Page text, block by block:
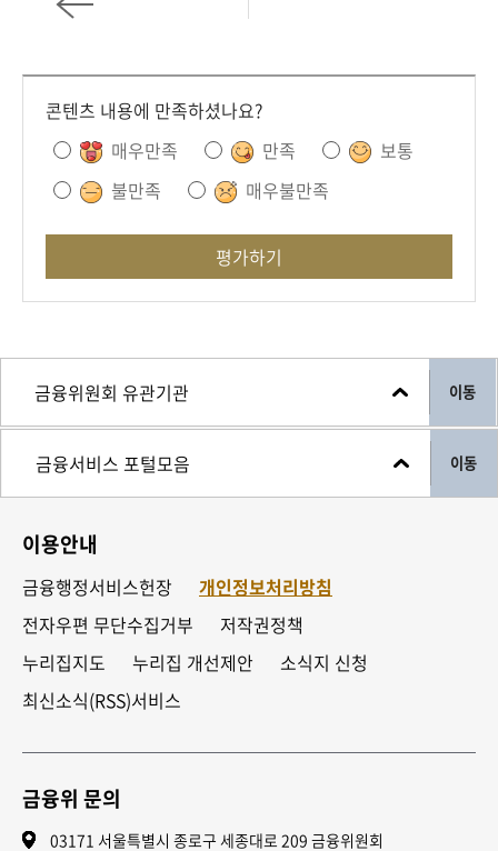
콘텐츠 내용에 만족하셨나요?
매우만족
만족
보통
불만족
매우불만족
평가하기
이동
이동
이용안내
금융행정서비스헌장
개인정보처리방침
전자우편 무단수집거부
저작권정책
누리집지도
누리집 개선제안
소식지 신청
최신소식(RSS)서비스
금융위 문의
03171 서울특별시 종로구 세종대로 209 금융위원회